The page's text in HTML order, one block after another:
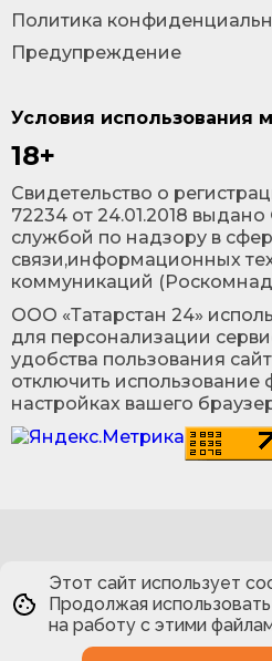
Условия использования
18+
Cвидетельство о
72234 от 24.01.2018
службой по надзору в
связи,информационных
коммуникаций
ООО «Татарстан 24»
для персонализации
удобства пользования
отключить использование
настройках вашего
Политика
Предупреждение
Этот сайт использует
Продолжая
на работу с этими